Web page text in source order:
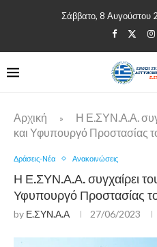
Σάββατο, 8
Αρχική »
Η Ε.ΣΥΝ.Α.Α.
και Υφυπουργό Προστασίας
Δράσεις-Νέα Ανακοινώσεις
Η Ε.ΣΥΝ.Α.Α. συγχαίρει
Υφυπουργό Προστασίας
by Ε.ΣΥΝ.Α.Α 27/06/2023